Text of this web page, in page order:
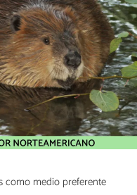
como medio preferente